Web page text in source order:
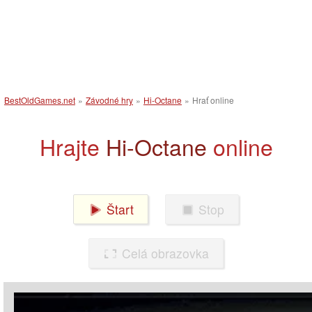
BestOldGames.net » Závodné hry » Hi-Octane » Hrať online
Hrajte Hi-Octane online
Štart Stop
Celá obrazovka